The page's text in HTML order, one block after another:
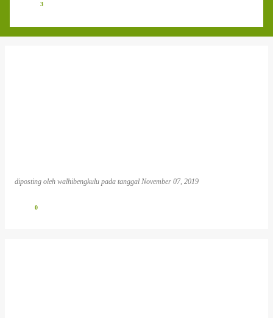
3
diposting oleh walhibengkulu pada tanggal November 07, 2019
0